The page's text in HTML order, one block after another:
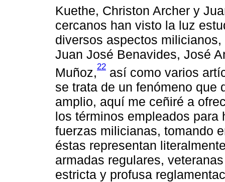
Kuethe, Christon Archer y
cercanos han visto la luz
diversos aspectos
Juan José Benavides, José
Muñoz,22 así como varios
se trata de un fenómeno que
amplio, aquí me ceñiré a
los términos empleados
fuerzas milicianas, tomando
éstas representan
armadas regulares,
estricta y profusa